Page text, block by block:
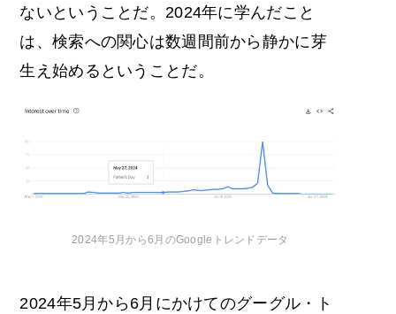
ないということだ。2024年に学んだこと
は、検索への関心は数週間前から静かに芽
生え始めるということだ。
2024年5月から6月のGoogleトレンド データ
2024年5月から6月にかけてのグーグル・ト